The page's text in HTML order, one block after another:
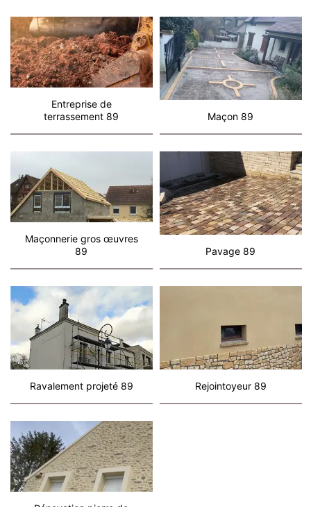
Entreprise de
terrassement 89
Maçon 89
Maçonnerie gros œuvres
89
Pavage 89
Ravalement projeté 89 Rejointoyeur 89